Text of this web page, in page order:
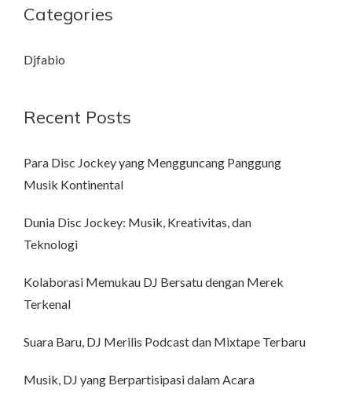
Categories
Djfabio
Recent Posts
Para Disc Jockey yang Mengguncang Panggung
Musik Kontinental
Dunia Disc Jockey: Musik, Kreativitas, dan
Teknologi
Kolaborasi Memukau DJ Bersatu dengan Merek
Terkenal
Suara Baru, DJ Merilis Podcast dan Mixtape Terbaru
Musik, DJ yang Berpartisipasi dalam Acara